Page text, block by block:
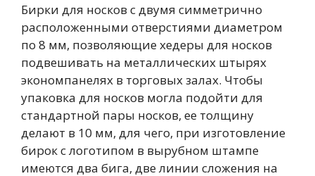
Бирки для носков с двумя симметрично
расположенными отверстиями диаметром
по 8 мм, позволяющие хедеры для носков
подвешивать на металлических штырях
экономпанелях в торговых залах. Чтобы
упаковка для носков могла подойти для
стандартной пары носков, ее толщину
делают в 10 мм, для чего, при изготовление
бирок с логотипом в вырубном штампе
имеются два бига, две линии сложения на